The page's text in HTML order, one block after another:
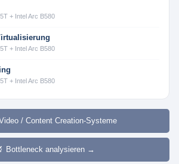
+ Intel Arc B580
+ Intel Arc B580
+ Intel Arc B580
/ Content Creation-Systeme
Bottleneck analysieren →